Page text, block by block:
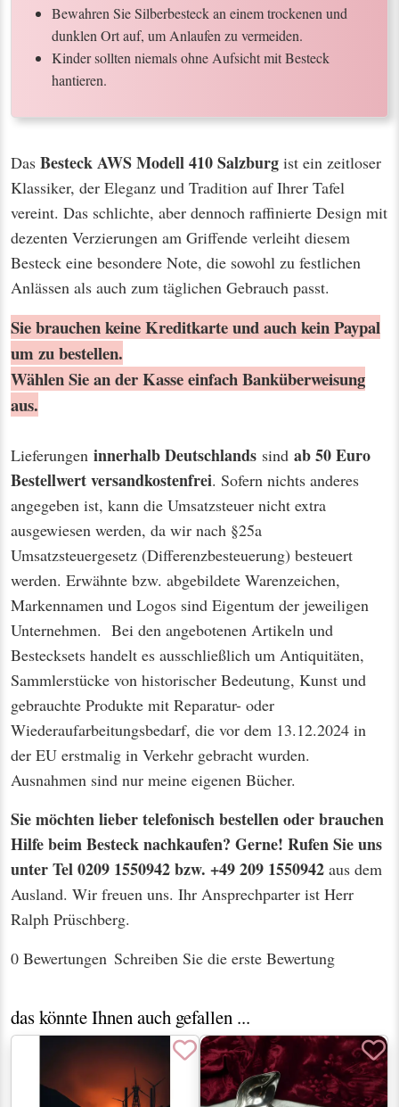
Bewahren Sie Silberbesteck an einem trockenen und
dunklen Ort auf, um Anlaufen zu vermeiden.
Kinder sollten niemals ohne Aufsicht mit Besteck
hantieren.
Das Besteck AWS Modell 410 Salzburg ist ein zeitloser
Klassiker, der Eleganz und Tradition auf Ihrer Tafel
vereint. Das schlichte, aber dennoch raffinierte Design mit
dezenten Verzierungen am Griffende verleiht diesem
Besteck eine besondere Note, die sowohl zu festlichen
Anlässen als auch zum täglichen Gebrauch passt.
Sie brauchen keine Kreditkarte und auch kein Paypal
um zu bestellen.
Wählen Sie an der Kasse einfach Banküberweisung
aus.
Lieferungen innerhalb Deutschlands sind ab 50 Euro
Bestellwertversandkostenfrei. Sofern nichts anderes
angegeben ist, kann die Umsatzsteuer nicht extra
ausgewiesen werden, da wir nach §25a
Umsatzsteuergesetz (Differenzbesteuerung) besteuert
werden. Erwähnte bzw. abgebildete Warenzeichen,
Markennamen und Logos sind Eigentum der jeweiligen
Unternehmen. Bei den angebotenen Artikeln und
Bestecksets handelt es ausschließlich um Antiquitäten,
Sammlerstücke von historischer Bedeutung, Kunst und
gebrauchte Produkte mit Reparatur- oder
Wiederaufarbeitungsbedarf, die vor dem 13.12.2024 in
der EU erstmalig in Verkehr gebracht wurden.
Ausnahmen sind nur meine eigenen Bücher.
Sie möchten lieber telefonisch bestellen oder brauchen
Hilfe beim Besteck nachkaufen? Gerne! Rufen Sie uns
unter Tel 0209 1550942 bzw. +49 209 1550942 aus dem
Ausland. Wir freuen uns. Ihr Ansprechparter ist Herr
Ralph Prüschberg.
0 Bewertungen Schreiben Sie die erste Bewertung
das könnte Ihnen auch gefallen ...